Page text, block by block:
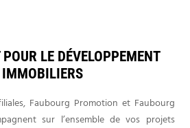
POUR LE DÉVELOPPEMENT
IMMOBILIERS
Faubourg Promotion et Faubourg
sur l’ensemble de vos projets